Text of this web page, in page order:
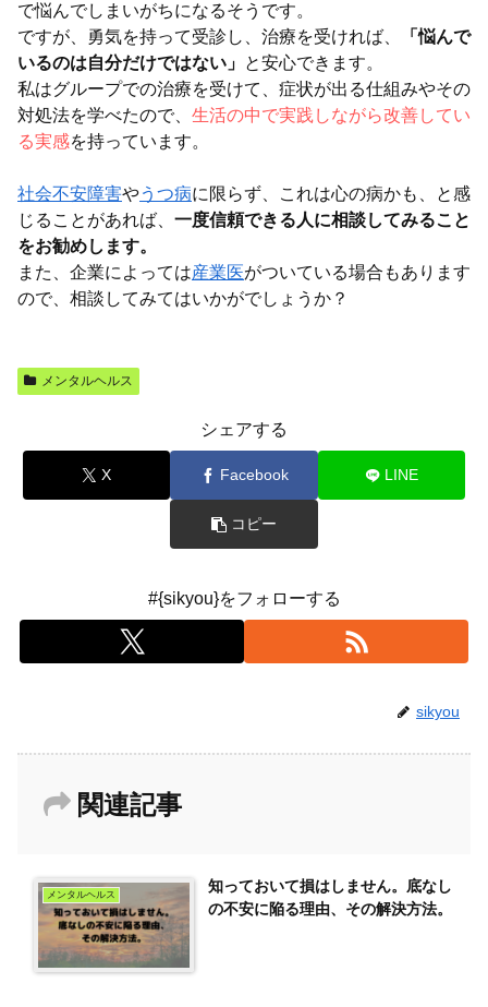
で悩んでしまいがちになるそうです。
ですが、勇気を持って受診し、治療を受ければ、
「悩んで
いるのは自分だけではない」 と安心できます。
私はグループでの治療を受けて、症状が出る仕組みやその
対処法を学べたので、 生活の中で実践しながら改善してい
る実感を持っています。
社会不安障害やうつ病に限らず、これは心の病かも、と感
じることがあれば、 一度信頼できる人に相談してみること
をお勧めします。
また、企業によっては産業医がついている場合もあります
ので、相談してみてはいかがでしょうか？
メンタルヘルス
シェアする
X Facebook LINE
コピー
#{sikyou}をフォローする
sikyou
関連記事
メンタルヘルス
知っておいて損はしません。底なし
の不安に陥る理由、その解決方法。